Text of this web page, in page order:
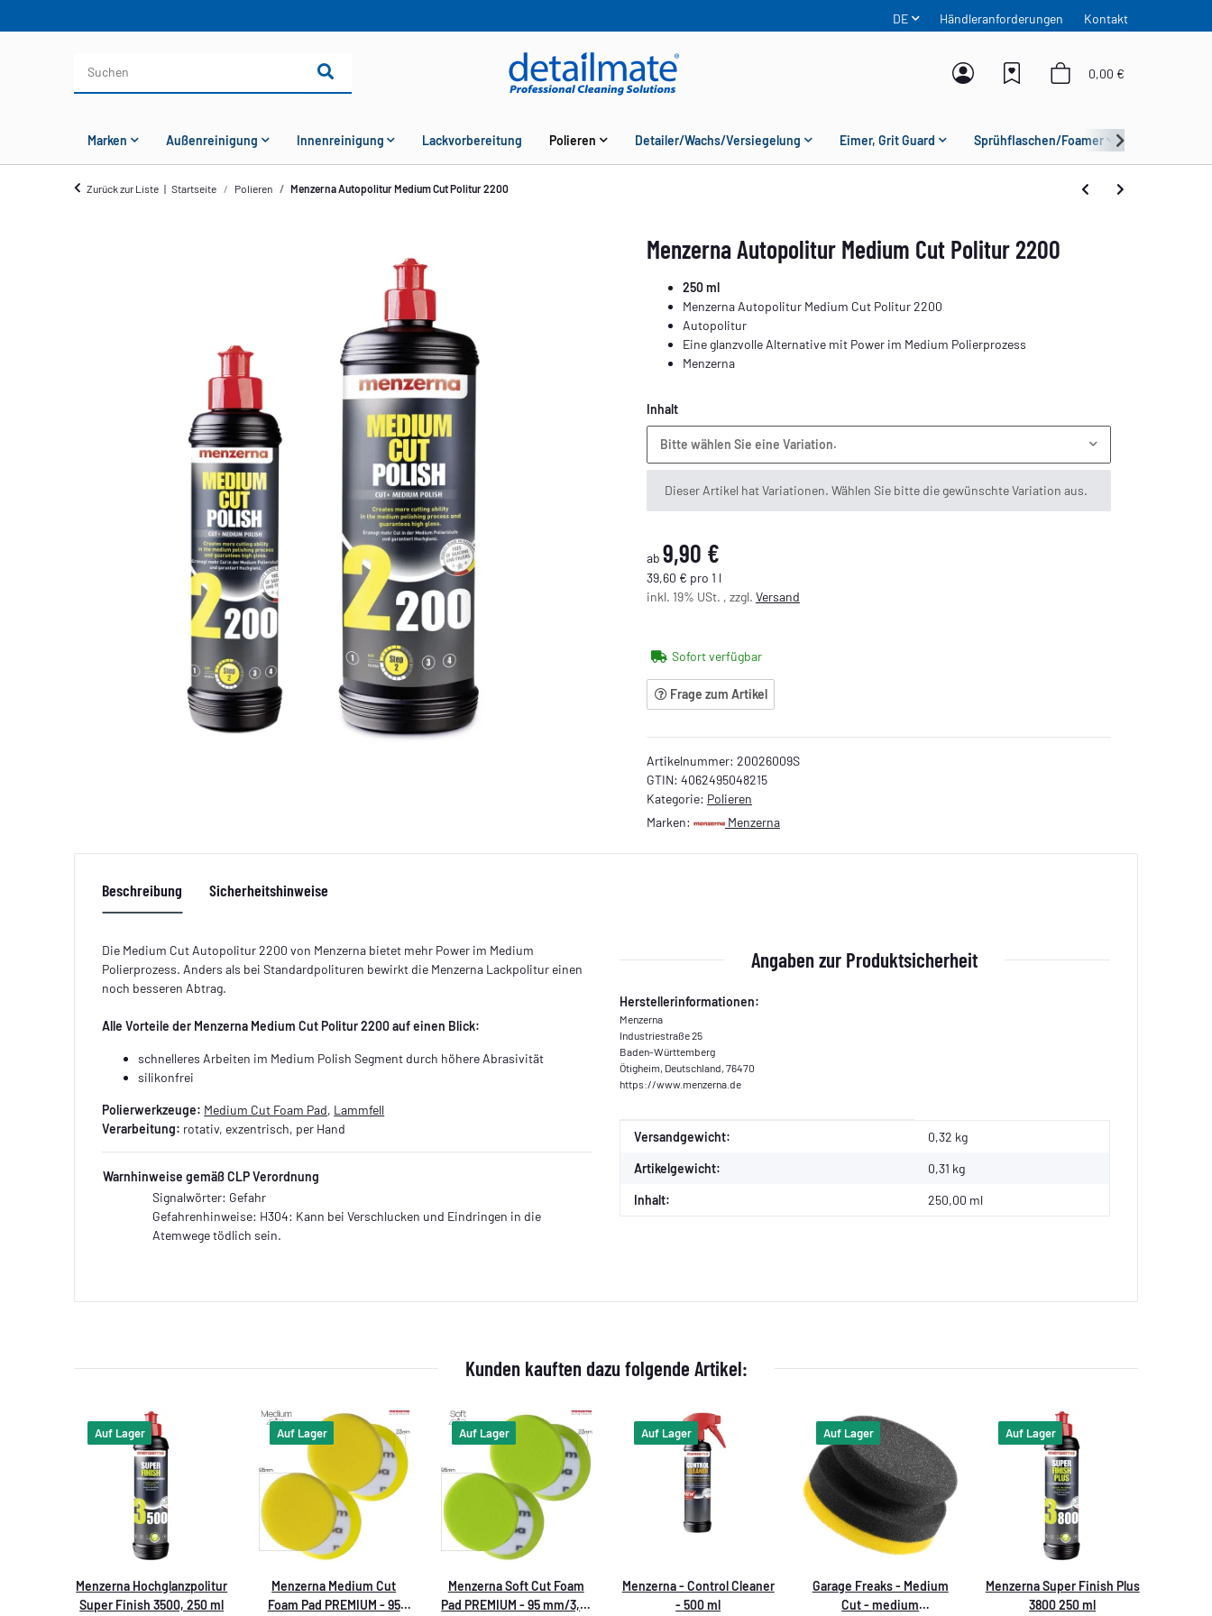
DE Händleranforderungen Kontakt
0,00 €
Marken Außenreinigung Innenreinigung Lackvorbereitung Polieren Detailer/Wachs/Versiegelung Eimer, Grit Guard Sprühflaschen/Foamer
Zurück zur Liste Startseite Polieren Menzerna Autopolitur Medium Cut Politur 2200
Menzerna Autopolitur Medium Cut Politur 2200
250 ml
Menzerna Autopolitur Medium Cut Politur 2200
Autopolitur
Eine glanzvolle Alternative mit Power im Medium Polierprozess
Menzerna
Inhalt
Bitte wählen Sie eine Variation.
x
Dieser Artikel hat Variationen. Wählen Sie bitte die gewünschte Variation aus.
ab 9,90 €
39,60 € pro 1 l
inkl. 19% USt. , zzgl. Versand
Sofort verfügbar
Frage zum Artikel
Artikelnummer: 20026009S
GTIN: 4062495048215
Kategorie: Polieren
Marken:
Menzerna
Beschreibung Sicherheitshinweise
Die Medium Cut Autopolitur 2200 von Menzerna bietet mehr Power im Medium
Polierprozess. Anders als bei Standardpolituren bewirkt die Menzerna Lackpolitur einen
noch besseren Abtrag.
Alle Vorteile der Menzerna Medium Cut Politur 2200 auf einen Blick:
schnelleres Arbeiten im Medium Polish Segment durch höhere Abrasivität
silikonfrei
Polierwerkzeuge: Medium Cut Foam Pad, Lammfell
Verarbeitung: rotativ, exzentrisch, per Hand
Warnhinweise gemäß CLP Verordnung
Signalwörter: Gefahr
Gefahrenhinweise: H304: Kann bei Verschlucken und Eindringen in die
Atemwege tödlich sein.
Angaben zur Produktsicherheit
Herstellerinformationen:
Menzerna
Industriestraße 25
Baden-Württemberg
Ötigheim, Deutschland, 76470
https://www.menzerna.de
Produkteigenschaft
Wert
Versandgewicht: 0,32 kg
Artikelgewicht: 0,31 kg
Inhalt: 250,00 ml
Kunden kauften dazu folgende Artikel:
Auf Lager
Menzerna Hochglanzpolitur
Super Finish 3500, 250 ml
Auf Lager
Menzerna Medium Cut
Foam Pad PREMIUM - 95
Auf Lager
Menzerna Soft Cut Foam
Pad PREMIUM - 95 mm/3,5"
Auf Lager
Menzerna - Control Cleaner
- 500 ml
Auf Lager
Garage Freaks - Medium
Cut - medium
Auf Lager
Menzerna Super Finish Plus
3800 250 ml